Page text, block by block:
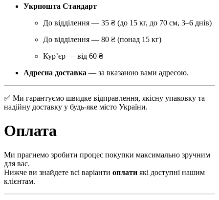
Укрпошта Стандарт
До відділення — 35 ₴ (до 15 кг, до 70 см, 3–6 днів)
До відділення — 80 ₴ (понад 15 кг)
Кур’єр — від 60 ₴
Адресна доставка — за вказаною вами адресою.
✅ Ми гарантуємо швидке відправлення, якісну упаковку та
надійну доставку у будь-яке місто України.
Оплата
Ми прагнемо зробити процес покупки максимально зручним
для вас.
Нижче ви знайдете всі варіанти оплати які доступні нашим
клієнтам.